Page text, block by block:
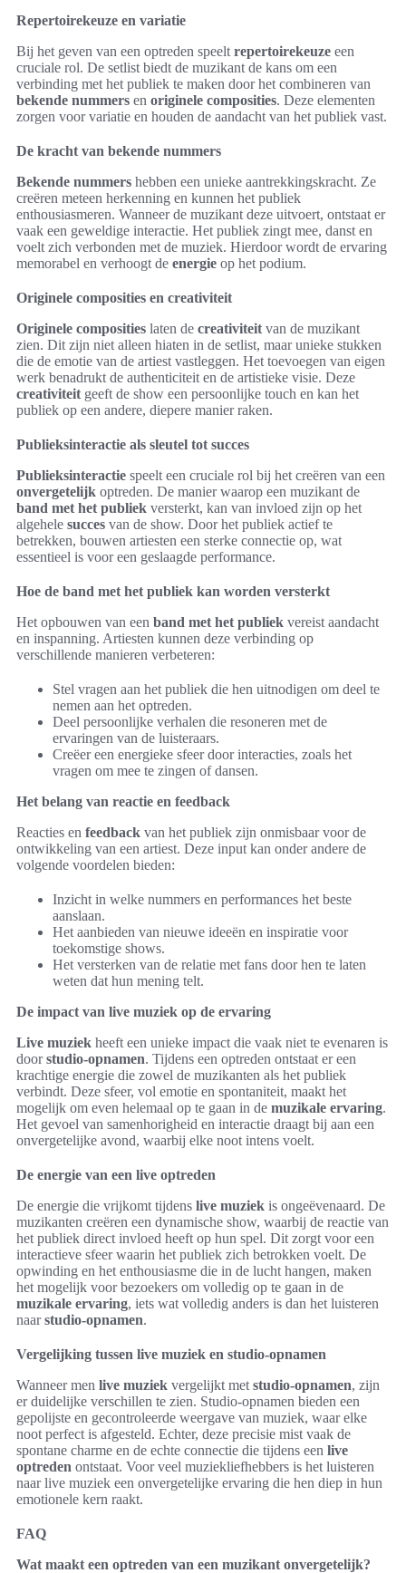
Repertoirekeuze en variatie
Bij het geven van een optreden speelt repertoirekeuze een
cruciale rol. De setlist biedt de muzikant de kans om een
verbinding met het publiek te maken door het combineren van
bekende nummers en originele composities. Deze elementen
zorgen voor variatie en houden de aandacht van het publiek vast.
De kracht van bekende nummers
Bekende nummers hebben een unieke aantrekkingskracht. Ze
creëren meteen herkenning en kunnen het publiek
enthousiasmeren. Wanneer de muzikant deze uitvoert, ontstaat er
vaak een geweldige interactie. Het publiek zingt mee, danst en
voelt zich verbonden met de muziek. Hierdoor wordt de ervaring
memorabel en verhoogt de energie op het podium.
Originele composities en creativiteit
Originele composities laten de creativiteit van de muzikant
zien. Dit zijn niet alleen hiaten in de setlist, maar unieke stukken
die de emotie van de artiest vastleggen. Het toevoegen van eigen
werk benadrukt de authenticiteit en de artistieke visie. Deze
creativiteit geeft de show een persoonlijke touch en kan het
publiek op een andere, diepere manier raken.
Publieksinteractie als sleutel tot succes
Publieksinteractie speelt een cruciale rol bij het creëren van een
onvergetelijk optreden. De manier waarop een muzikant de
band met het publiek versterkt, kan van invloed zijn op het
algehele succes van de show. Door het publiek actief te
betrekken, bouwen artiesten een sterke connectie op, wat
essentieel is voor een geslaagde performance.
Hoe de band met het publiek kan worden versterkt
Het opbouwen van een band met het publiek vereist aandacht
en inspanning. Artiesten kunnen deze verbinding op
verschillende manieren verbeteren:
Stel vragen aan het publiek die hen uitnodigen om deel te
nemen aan het optreden.
Deel persoonlijke verhalen die resoneren met de
ervaringen van de luisteraars.
Creëer een energieke sfeer door interacties, zoals het
vragen om mee te zingen of dansen.
Het belang van reactie en feedback
Reacties en feedback van het publiek zijn onmisbaar voor de
ontwikkeling van een artiest. Deze input kan onder andere de
volgende voordelen bieden:
Inzicht in welke nummers en performances het beste
aanslaan.
Het aanbieden van nieuwe ideeën en inspiratie voor
toekomstige shows.
Het versterken van de relatie met fans door hen te laten
weten dat hun mening telt.
De impact van live muziek op de ervaring
Live muziek heeft een unieke impact die vaak niet te evenaren is
doorstudio-opnamen. Tijdens een optreden ontstaat er een
krachtige energie die zowel de muzikanten als het publiek
verbindt. Deze sfeer, vol emotie en spontaniteit, maakt het
mogelijk om even helemaal op te gaan in de muzikale ervaring.
Het gevoel van samenhorigheid en interactie draagt bij aan een
onvergetelijke avond, waarbij elke noot intens voelt.
De energie van een live optreden
De energie die vrijkomt tijdens live muziek is ongeëvenaard. De
muzikanten creëren een dynamische show, waarbij de reactie van
het publiek direct invloed heeft op hun spel. Dit zorgt voor een
interactieve sfeer waarin het publiek zich betrokken voelt. De
opwinding en het enthousiasme die in de lucht hangen, maken
het mogelijk voor bezoekers om volledig op te gaan in de
muzikale ervaring, iets wat volledig anders is dan het luisteren
naarstudio-opnamen.
Vergelijking tussen live muziek en studio-opnamen
Wanneer men live muziek vergelijkt met studio-opnamen, zijn
er duidelijke verschillen te zien. Studio-opnamen bieden een
gepolijste en gecontroleerde weergave van muziek, waar elke
noot perfect is afgesteld. Echter, deze precisie mist vaak de
spontane charme en de echte connectie die tijdens een live
optreden ontstaat. Voor veel muziekliefhebbers is het luisteren
naar live muziek een onvergetelijke ervaring die hen diep in hun
emotionele kern raakt.
FAQ
Wat maakt een optreden van een muzikant onvergetelijk?